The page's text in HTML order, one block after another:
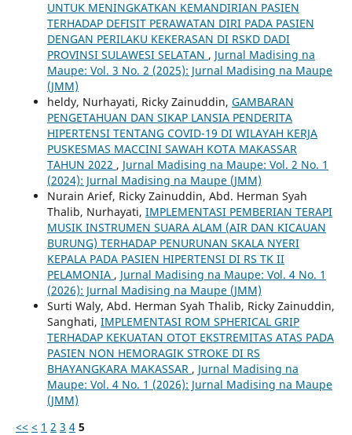
UNTUK MENINGKATKAN KEMANDIRIAN PASIEN
TERHADAP DEFISIT PERAWATAN DIRI PADA PASIEN
DENGAN PERILAKU KEKERASAN DI RSKD DADI
PROVINSI SULAWESI SELATAN , Jurnal Madising na
Maupe: Vol. 3 No. 2 (2025): Jurnal Madising na Maupe
(JMM)
heldy, Nurhayati, Ricky Zainuddin, GAMBARAN
PENGETAHUAN DAN SIKAP LANSIA PENDERITA
HIPERTENSI TENTANG COVID-19 DI WILAYAH KERJA
PUSKESMAS MACCINI SAWAH KOTA MAKASSAR
TAHUN 2022 , Jurnal Madising na Maupe: Vol. 2 No. 1
(2024): Jurnal Madising na Maupe (JMM)
Nurain Arief, Ricky Zainuddin, Abd. Herman Syah
Thalib, Nurhayati, IMPLEMENTASI PEMBERIAN TERAPI
MUSIK INSTRUMEN SUARA ALAM (AIR DAN KICAUAN
BURUNG) TERHADAP PENURUNAN SKALA NYERI
KEPALA PADA PASIEN HIPERTENSI DI RS TK II
PELAMONIA , Jurnal Madising na Maupe: Vol. 4 No. 1
(2026): Jurnal Madising na Maupe (JMM)
Surti Waly, Abd. Herman Syah Thalib, Ricky Zainuddin,
Sanghati, IMPLEMENTASI ROM SPHERICAL GRIP
TERHADAP KEKUATAN OTOT EKSTREMITAS ATAS PADA
PASIEN NON HEMORAGIK STROKE DI RS
BHAYANGKARA MAKASSAR , Jurnal Madising na
Maupe: Vol. 4 No. 1 (2026): Jurnal Madising na Maupe
(JMM)
<< < 1 2 3 4 5